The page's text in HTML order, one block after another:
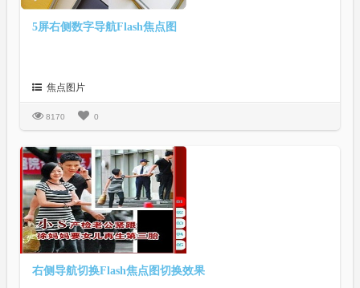
5屏右侧数字导航Flash焦点图
焦点图片
8170 0
右侧导航切换Flash焦点图切换效果